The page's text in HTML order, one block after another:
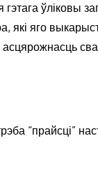
гэтага ўліковы
які яго
“прайсці”